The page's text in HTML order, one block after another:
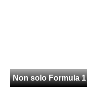
Non solo Formula 1